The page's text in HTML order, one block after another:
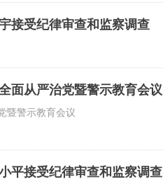
接受纪律审查和监察调查
面从严治党暨警示教育会议
暨警示教育会议
平接受纪律审查和监察调查